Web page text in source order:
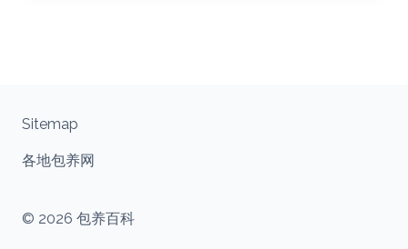
© 2026 包养百科
Sitemap
各地包养网